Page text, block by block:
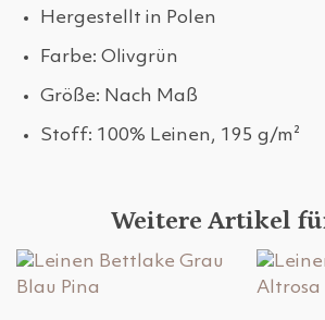
Hergestellt in Polen
Farbe: Olivgrün
Größe: Nach Maß
Stoff: 100% Leinen, 195 g/m²
Weitere Artikel